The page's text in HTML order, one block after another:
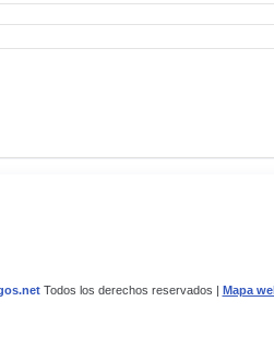
Todos los derechos reservados | Mapa